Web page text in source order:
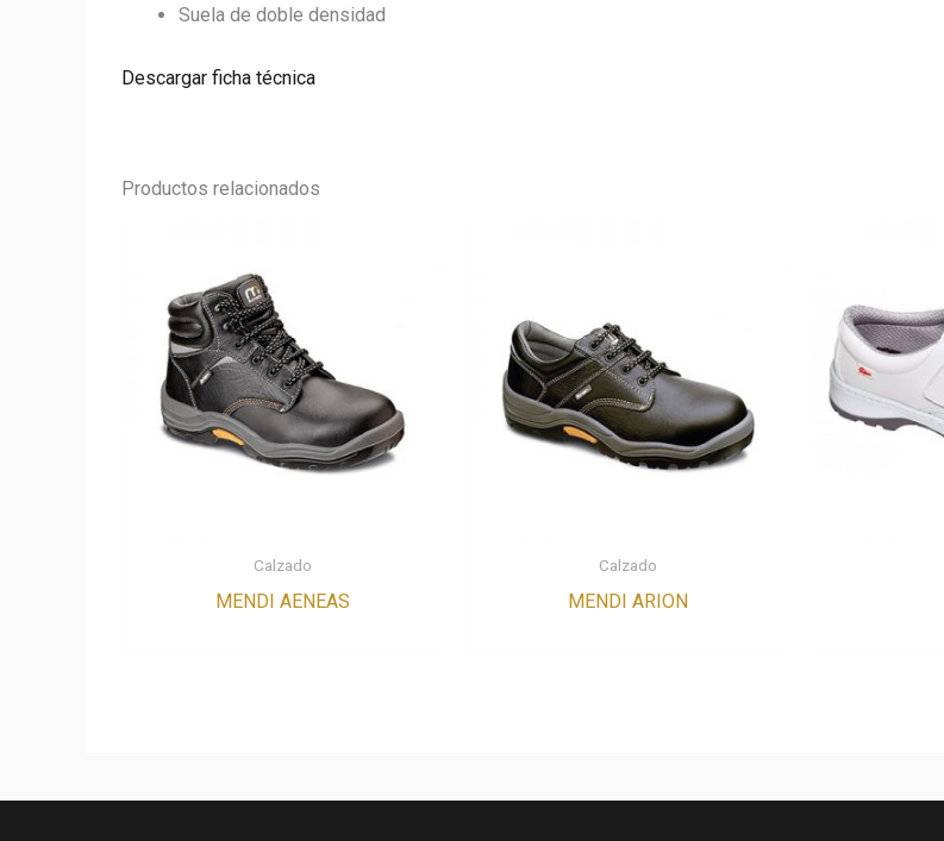
Suela de doble densidad
Descargar ficha técnica
Productos relacionados
Calzado
MENDI AENEAS
Calzado
MENDI ARION